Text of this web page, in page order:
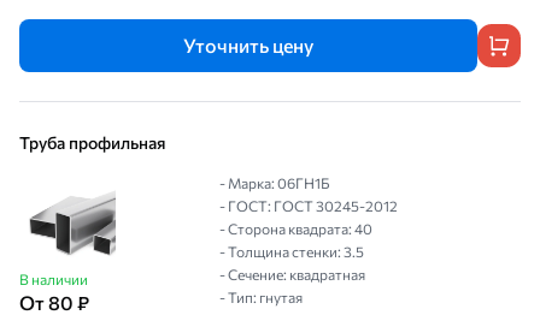
Уточнить цену
Труба профильная
В наличии
От 80 ₽
- Марка: 06ГН1Б
- ГОСТ: ГОСТ 30245-2012
- Сторона квадрата: 40
- Толщина стенки: 3.5
- Сечение: квадратная
- Тип: гнутая